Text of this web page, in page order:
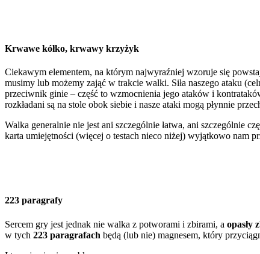
Krwawe kółko, krwawy krzyżyk
Ciekawym elementem, na którym najwyraźniej wzoruje się
musimy lub możemy zająć w trakcie walki. Siła naszego ataku
przeciwnik ginie – część to wzmocnienia jego ataków i
rozkładani są na stole obok siebie i nasze ataki mogą płynnie
Walka generalnie nie jest ani szczególnie łatwa, ani szczególnie
karta umiejętności (więcej o testach nieco niżej) wyjątkowo nam
223 paragrafy
Sercem gry jest jednak nie walka z potworami i zbirami, a opasły
w tych 223 paragrafach będą (lub nie) magnesem, który